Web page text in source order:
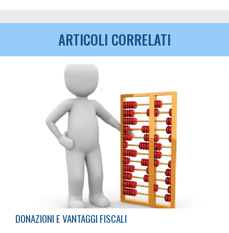
ARTICOLI CORRELATI
DONAZIONI E VANTAGGI FISCALI